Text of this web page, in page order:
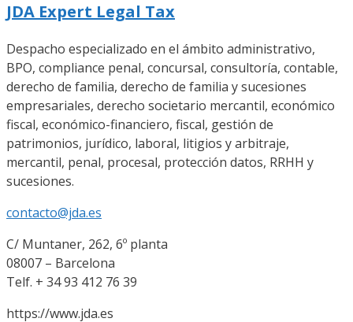
JDA Expert Legal Tax
Despacho especializado en el ámbito administrativo,
BPO, compliance penal, concursal, consultoría, contable,
derecho de familia, derecho de familia y sucesiones
empresariales, derecho societario mercantil, económico
fiscal, económico-financiero, fiscal, gestión de
patrimonios, jurídico, laboral, litigios y arbitraje,
mercantil, penal, procesal, protección datos, RRHH y
sucesiones.
contacto@jda.es
C/ Muntaner, 262, 6º planta
08007 – Barcelona
Telf. + 34 93 412 76 39
https://www.jda.es